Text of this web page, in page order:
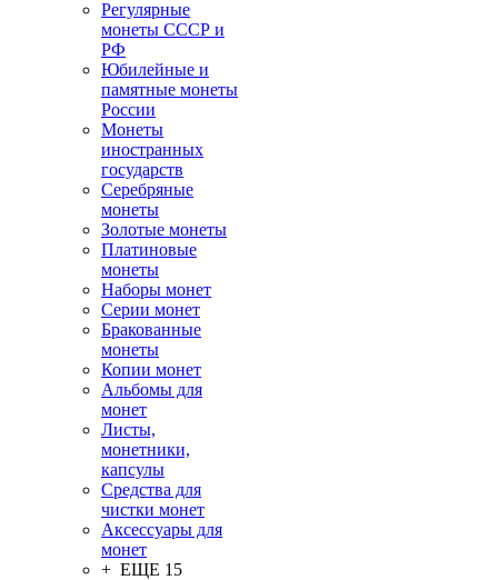
Регулярные
монеты СССР и
РФ
Юбилейные и
памятные монеты
России
Монеты
иностранных
государств
Серебряные
монеты
Золотые монеты
Платиновые
монеты
Наборы монет
Серии монет
Бракованные
монеты
Копии монет
Альбомы для
монет
Листы,
монетники,
капсулы
Средства для
чистки монет
Аксессуары для
монет
+ ЕЩЕ 15